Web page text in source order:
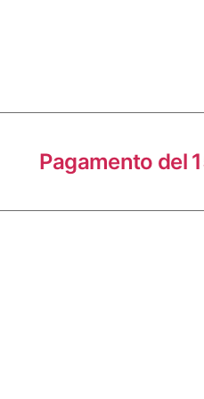
Pagamento del